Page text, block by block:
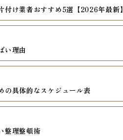
け業者おすすめ5選【2026年最新】
い理由
の具体的なスケジュール表
整理整頓術